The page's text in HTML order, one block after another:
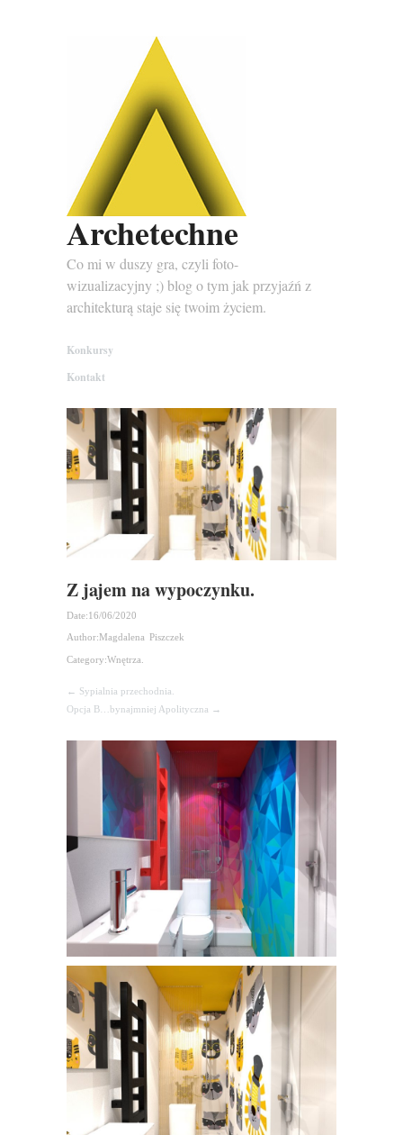
Archetechne
Co mi w duszy gra, czyli foto-
wizualizacyjny ;) blog o tym jak przyjaźń z
architekturą staje się twoim życiem.
Konkursy
Kontakt
Z jajem na wypoczynku.
Date:16/06/2020
Author:Magdalena Piszczek
Category:Wnętrza.
← Sypialnia przechodnia.
Opcja B…bynajmniej Apolityczna →